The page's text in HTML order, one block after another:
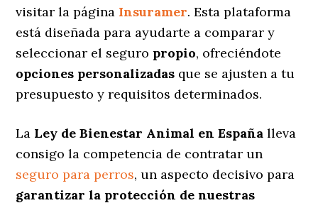
visitar la página Insuramer. Esta plataforma
está diseñada para ayudarte a comparar y
seleccionar el seguro propio, ofreciéndote
opciones personalizadas que se ajusten a tu
presupuesto y requisitos determinados.
La Ley de Bienestar Animal en España lleva
consigo la competencia de contratar un
seguro para perros, un aspecto decisivo para
garantizar la protección de nuestras